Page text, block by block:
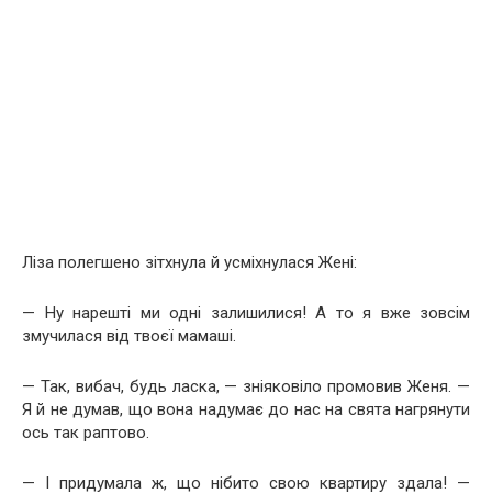
Ліза полегшено зітхнула й усміхнулася Жені:
— Ну нарешті ми одні залишилися! А то я вже зовсім
змучилася від твоєї мамаші.
— Так, вибач, будь ласка, — зніяковіло промовив Женя. —
Я й не думав, що вона надумає до нас на свята нагрянути
ось так раптово.
— І придумала ж, що нібито свою квартиру здала! —